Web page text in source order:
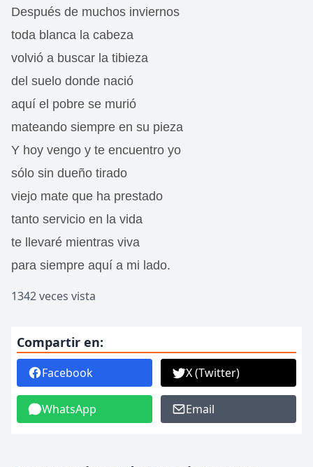
Después de muchos inviernos
toda blanca la cabeza
volvió a buscar la tibieza
del suelo donde nació
aquí el pobre se murió
mateando siempre en su pieza
Y hoy vengo y te encuentro yo
sólo sin dueño tirado
viejo mate que ha prestado
tanto servicio en la vida
te llevaré mientras viva
para siempre aquí a mi lado.
1342 veces vista
Compartir en:
Facebook X (Twitter)
WhatsApp Email